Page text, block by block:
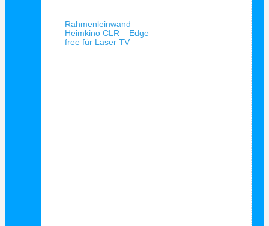
Rahmenleinwand
Heimkino CLR – Edge
free für Laser TV